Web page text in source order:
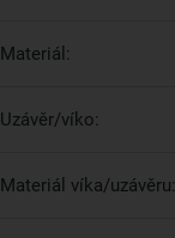
Materiál:
Uzávěr/víko:
Materiál víka/uzávěru: